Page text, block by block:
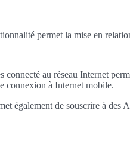
permet la mise en
au réseau Internet
connexion à Internet mobile.
également de souscrire à des